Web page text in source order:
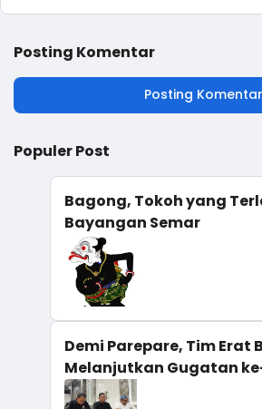
Posting Komentar
Posting Komentar
Populer Post
Bagong, Tokoh yang
Bayangan Semar
Demi Parepare, Tim Erat
Melanjutkan Gugatan